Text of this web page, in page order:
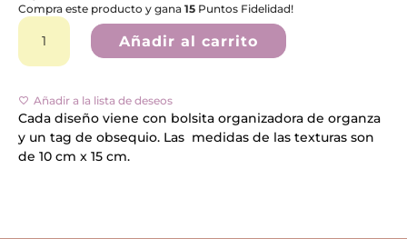
Compra este producto y gana15 Puntos Fidelidad!
Textura
Polímero/
MOD
cantidad
Añadir al carrito
t
i
Añadir a la lista de deseos
Cada diseño viene con bolsita organizadora de organza
y un tag de obsequio. Las medidas de las texturas son
de 10 cm x 15 cm.